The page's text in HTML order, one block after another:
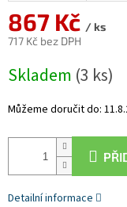
867 Kč / ks
717 Kč bez DPH
cena:
Skladem (3 ks)
Můžeme doručit do:
Detailní informace